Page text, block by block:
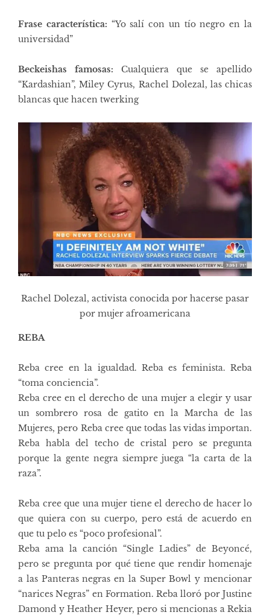
Frase característica: “Yo salí con un tío negro en la
universidad”
Beckeishas famosas: Cualquiera que se apellido
“Kardashian”, Miley Cyrus, Rachel Dolezal, las chicas
blancas que hacen twerking
Rachel Dolezal, activista conocida por hacerse pasar
por mujer afroamericana
REBA
Reba cree en la igualdad. Reba es feminista. Reba
“toma conciencia”.
Reba cree en el derecho de una mujer a elegir y usar
un sombrero rosa de gatito en la Marcha de las
Mujeres, pero Reba cree que todas las vidas importan.
Reba habla del techo de cristal pero se pregunta
porque la gente negra siempre juega “la carta de la
raza”.
Reba cree que una mujer tiene el derecho de hacer lo
que quiera con su cuerpo, pero está de acuerdo en
que tu pelo es “poco profesional”.
Reba ama la canción “Single Ladies” de Beyoncé,
pero se pregunta por qué tiene que rendir homenaje
a las Panteras negras en la Super Bowl y mencionar
“narices Negras” en Formation. Reba lloró por Justine
Damond y Heather Heyer, pero si mencionas a Rekia